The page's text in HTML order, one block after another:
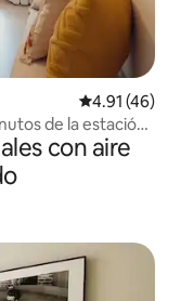
Calificación
4.91 (46)
de la estación
#Myeong-
con aire